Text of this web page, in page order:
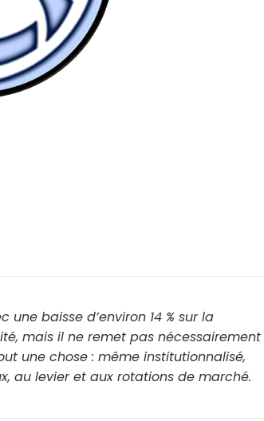
baisse d’environ 14 % sur la
mais il ne remet pas nécessairement
une chose : même institutionnalisé,
au levier et aux rotations de marché.